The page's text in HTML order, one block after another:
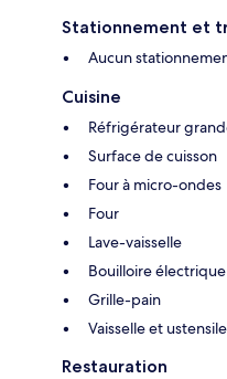
Stationnement et
Aucun
Cuisine
Réfrigérateur
Surface de cuisson
Four à micro-ondes
Four
Lave-vaisselle
Bouilloire électrique
Grille-pain
Vaisselle et
Restauration